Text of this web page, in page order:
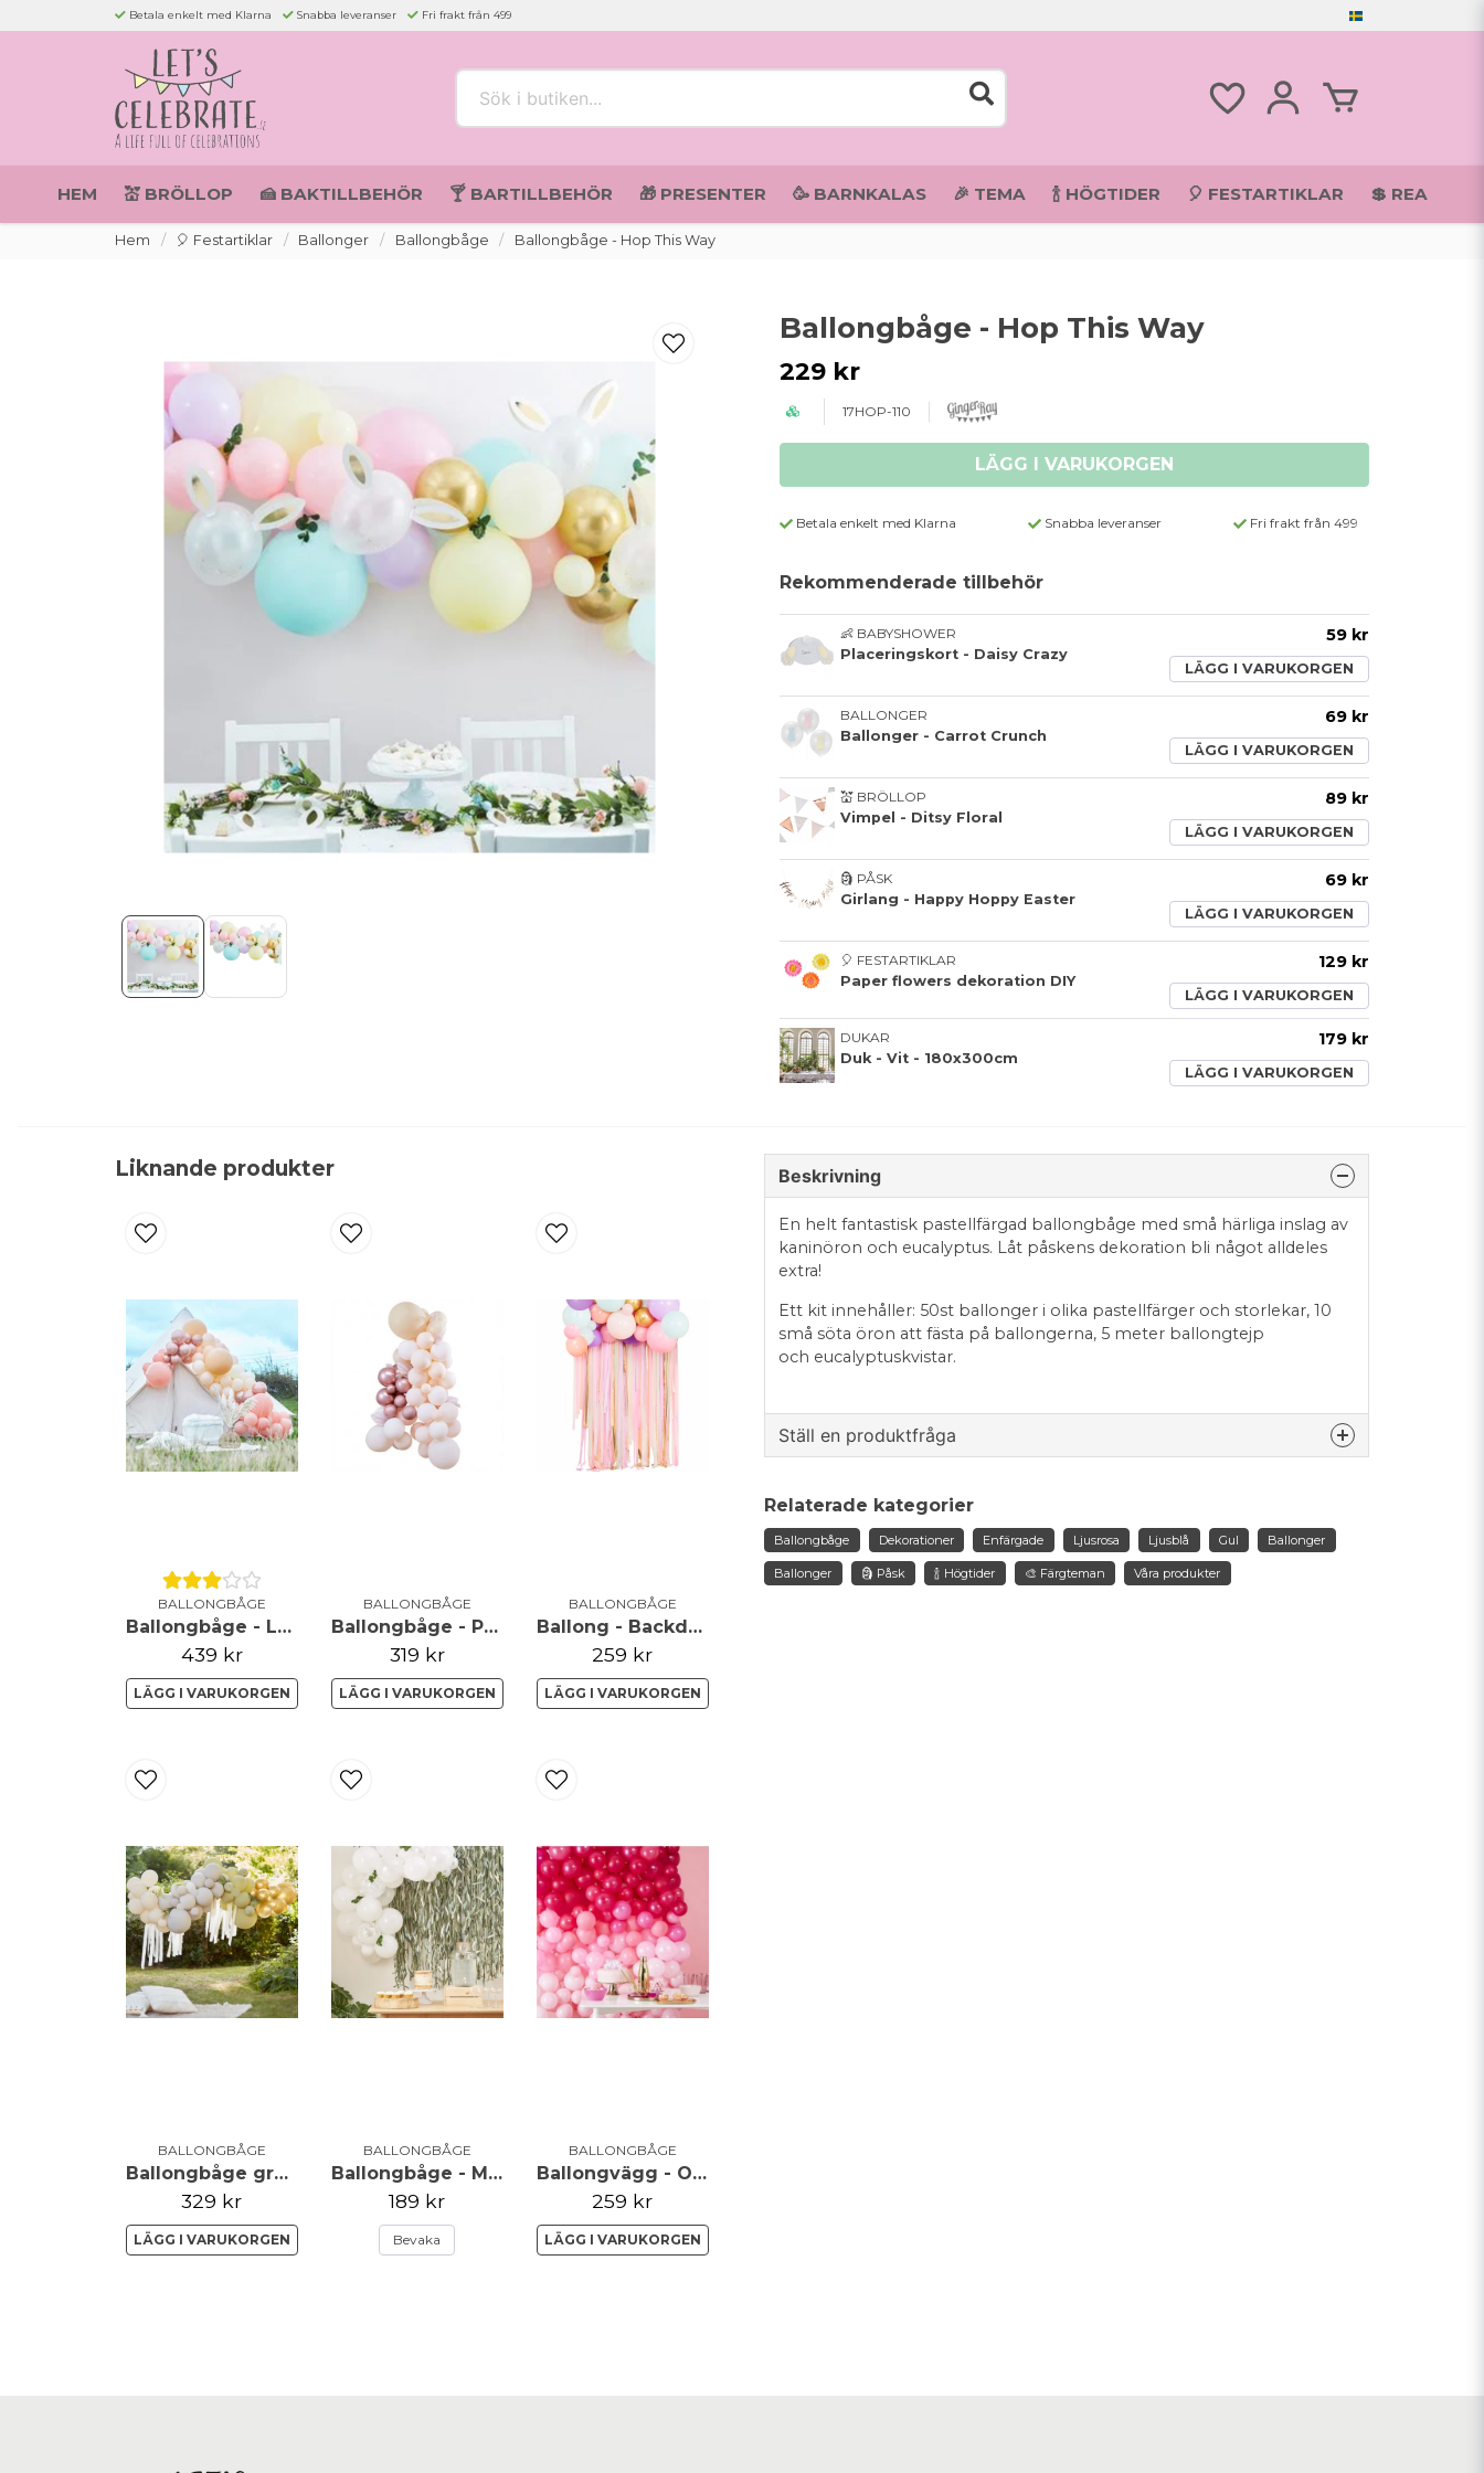
Betala enkelt med Klarna Snabba leveranser Fri frakt från 499
HEM 💒 BRÖLLOP 🍰 BAKTILLBEHÖR 🍸 BARTILLBEHÖR 🎁 PRESENTER 🥳 BARNKALAS 🎉 TEMA 🍾 HÖGTIDER 🎈 FESTARTIKLAR 💲 REA
Hem 🎈 Festartiklar Ballonger Ballongbåge Ballongbåge - Hop This Way
Ballongbåge - Hop This Way
229 kr
17HOP-110
LÄGG I VARUKORGEN
Betala enkelt med Klarna Snabba leveranser Fri frakt från 499
Rekommenderade tillbehör
👶 BABYSHOWER
Placeringskort - Daisy Crazy
59 kr
LÄGG I VARUKORGEN
BALLONGER
Ballonger - Carrot Crunch
69 kr
LÄGG I VARUKORGEN
💒 BRÖLLOP
Vimpel - Ditsy Floral
89 kr
LÄGG I VARUKORGEN
🗿 PÅSK
Girlang - Happy Hoppy Easter
69 kr
LÄGG I VARUKORGEN
🎈 FESTARTIKLAR
Paper flowers dekoration DIY
129 kr
LÄGG I VARUKORGEN
DUKAR
Duk - Vit - 180x300cm
179 kr
LÄGG I VARUKORGEN
Liknande produkter
BALLONGBÅGE
Ballongbåge - Lyx - Stor - Roséguld
439 kr
LÄGG I VARUKORGEN
BALLONGBÅGE
Ballongbåge - Pampa
319 kr
LÄGG I VARUKORGEN
BALLONGBÅGE
Ballong - Backdrop - Pastell
259 kr
LÄGG I VARUKORGEN
BALLONGBÅGE
Ballongbåge grönt och guld
329 kr
LÄGG I VARUKORGEN
BALLONGBÅGE
Ballongbåge - Mini - Vit
189 kr
Bevaka
BALLONGBÅGE
Ballongvägg - Ombre
259 kr
LÄGG I VARUKORGEN
Beskrivning
En helt fantastisk pastellfärgad ballongbåge med små härliga inslag av
kaninöron och eucalyptus. Låt påskens dekoration bli något alldeles
extra!
Ett kit innehåller: 50st ballonger i olika pastellfärger och storlekar, 10
små söta öron att fästa på ballongerna, 5 meter ballongtejp
och eucalyptuskvistar.
Ställ en produktfråga
Fråga oss något om denna produkten...
Relaterade kategorier
Ballongbåge Dekorationer Enfärgade Ljusrosa Ljusblå Gul Ballonger
Ballonger 🗿 Påsk 🍾 Högtider 🎨 Färgteman Våra produkter